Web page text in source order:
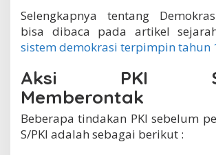
S
P
K
I
b
e
r
Selengkapnya tentang
bisa dibaca pada artikel
sistem demokrasi terpimpin tahun
Aksi PKI
Memberontak
Beberapa tindakan PKI sebelum
S/PKI adalah sebagai berikut :